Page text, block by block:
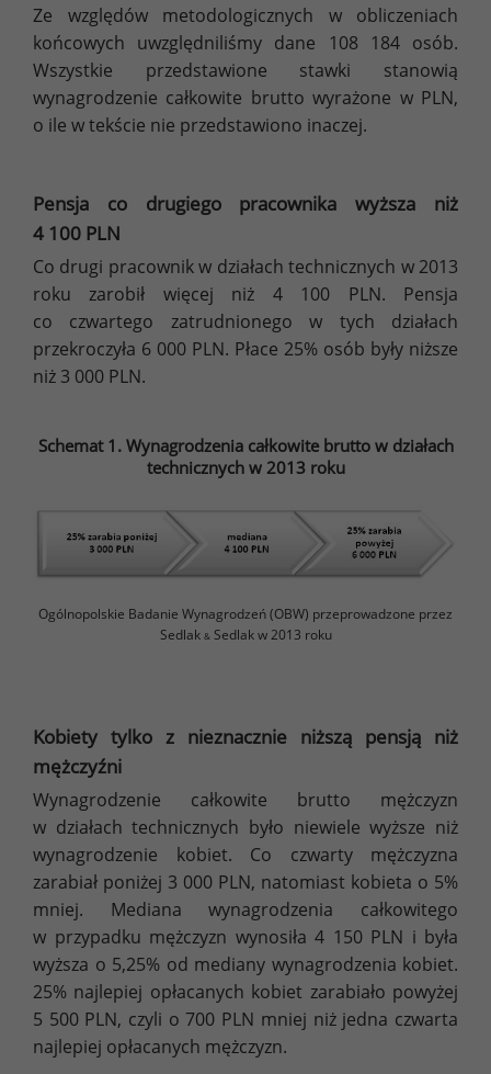
Ze względów metodologicznych w obliczeniach
końcowych uwzględniliśmy dane 108 184 osób.
Wszystkie przedstawione stawki stanowią
wynagrodzenie całkowite brutto wyrażone w PLN,
o ile w tekście nie przedstawiono inaczej.
Pensja co drugiego pracownika wyższa niż
4 100 PLN
Co drugi pracownik w działach technicznych w 2013
roku zarobił więcej niż 4 100 PLN. Pensja
co czwartego zatrudnionego w tych działach
przekroczyła 6 000 PLN. Płace 25% osób były niższe
niż 3 000 PLN.
Schemat 1. Wynagrodzenia całkowite brutto w działach
technicznych w 2013 roku
Ogólnopolskie Badanie Wynagrodzeń (OBW) przeprowadzone przez
Sedlak &Sedlak w 2013 roku
Kobiety tylko z nieznacznie niższą pensją niż
mężczyźni
Wynagrodzenie całkowite brutto mężczyzn
w działach technicznych było niewiele wyższe niż
wynagrodzenie kobiet. Co czwarty mężczyzna
zarabiał poniżej 3 000 PLN, natomiast kobieta o 5%
mniej. Mediana wynagrodzenia całkowitego
w przypadku mężczyzn wynosiła 4 150 PLN i była
wyższa o 5,25% od mediany wynagrodzenia kobiet.
25% najlepiej opłacanych kobiet zarabiało powyżej
5 500 PLN, czyli o 700 PLN mniej niż jedna czwarta
najlepiej opłacanych mężczyzn.